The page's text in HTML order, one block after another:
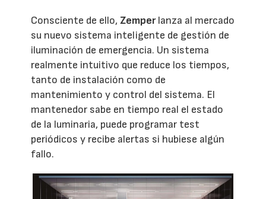
Consciente de ello,Zemperlanza al mercado
su nuevo sistema inteligente de gestión de
iluminación de emergencia. Un sistema
realmente intuitivo que reduce los tiempos,
tanto de instalación como de
mantenimiento y control del sistema. El
mantenedor sabe en tiempo real el estado
de la luminaria, puede programar test
periódicos y recibe alertas si hubiese algún
fallo.